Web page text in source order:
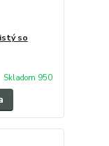
so
Skladom 950